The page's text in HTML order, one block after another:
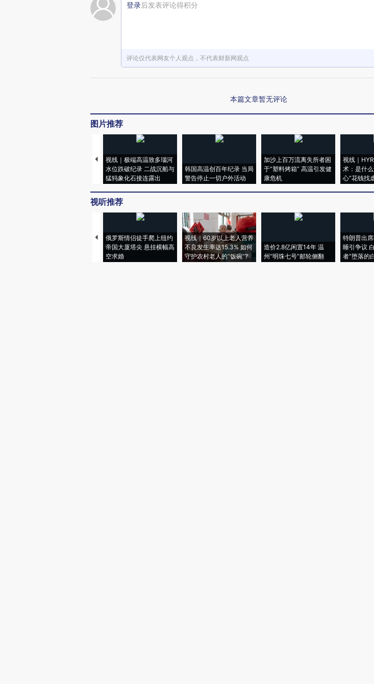
登录后发表评论得积分
评论仅代表网友个人观点，不代表财新网观点
本篇文章暂无评论
图片推荐
视线｜极端高温致多瑙河
水位跌破纪录 二战沉船与
猛犸象化石接连露出
韩国高温创百年纪录 当局
警告停止一切户外活动
加沙上百万流离失所者困
于“塑料烤箱” 高温引发健
康危机
视线｜
术：是什
心“花钱找
视听推荐
俄罗斯情侣徒手爬上纽约
帝国大厦塔尖 悬挂横幅高
空求婚
视线｜60岁以上老人营养
不良发生率达15.3% 如何
守护农村老人的“饭碗”?
造价2.8亿闲置14年 温
州“明珠七号”邮轮侧翻
特朗普出
睡引争议
者“堕落的